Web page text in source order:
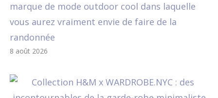
marque de mode outdoor cool dans laquelle
vous aurez vraiment envie de faire de la
randonnée
8 août 2026